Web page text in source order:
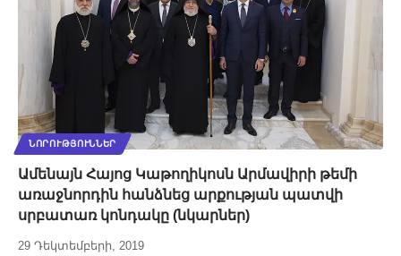
ՆՈՐՈՒԹՅՈՒՆՆԵՐ
Ամենայն Հայոց Կաթողիկոսն Արմավիրի թեմի
առաջնորդին հանձնեց արքության պատվի
սրբատառ կոնդակը (նկարներ)
29 Դեկտեմբերի, 2019